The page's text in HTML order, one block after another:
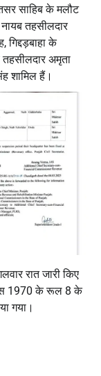
साहिब के मलौट
तहसीलदार
गिद्दड़बाहा के
तहसीलदार अमृता
शामिल हैं।
रात जारी किए
1970 के रूल 8 के
गया।